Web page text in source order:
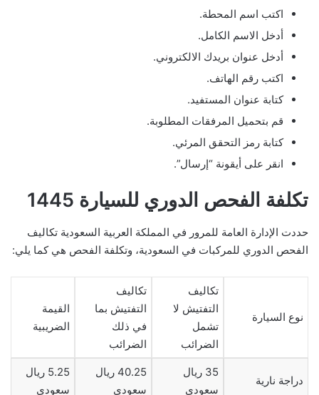
اكتب اسم المحطة.
أدخل الاسم الكامل.
أدخل عنوان بريدك الالكتروني.
اكتب رقم الهاتف.
كتابة عنوان المستفيد.
قم بتحميل المرفقات المطلوبة.
كتابة رمز التحقق المرئي.
انقر على أيقونة “إرسال”.
تكلفة الفحص الدوري للسيارة 1445
حددت الإدارة العامة للمرور في المملكة العربية السعودية تكاليف
الفحص الدوري للمركبات في السعودية، وتكلفة الفحص هي كما يلي:
نوع السيارة
تكاليف
التفتيش لا
تشمل
الضرائب
تكاليف
التفتيش بما
في ذلك
الضرائب
القيمة
الضريبية
دراجة نارية
35 ريال
سعودي
40.25 ريال
سعودي
5.25 ريال
سعودي